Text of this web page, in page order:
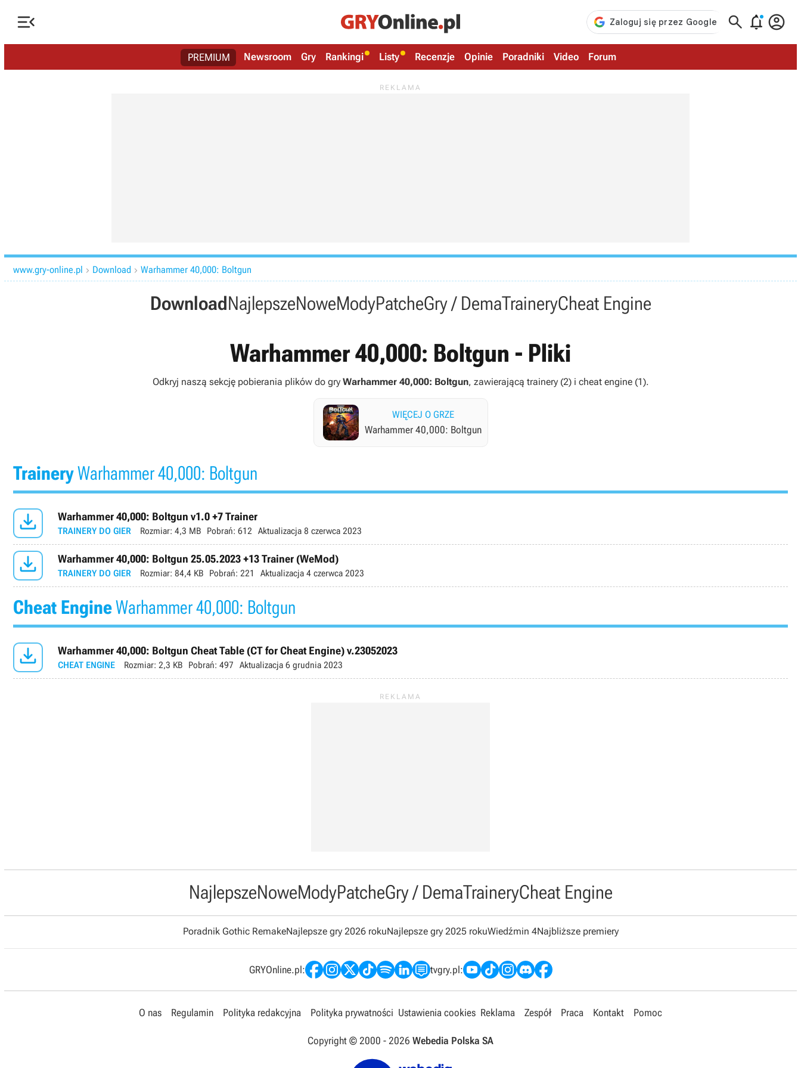
   
PREMIUM Newsroom Gry Rankingi Listy Recenzje Opinie Poradniki Video Forum
www.gry-online.pl  Download  Warhammer 40,000: Boltgun
DownloadNajlepszeNoweModyPatcheGry / DemaTraineryCheat Engine
Warhammer 40,000: Boltgun - Pliki
Odkryj naszą sekcję pobierania plików do gry Warhammer 40,000: Boltgun, zawierającą trainery (2) i cheat engine (1).
WIĘCEJ O GRZE
Warhammer 40,000: Boltgun
TraineryWarhammer 40,000: Boltgun
 Warhammer 40,000: Boltgun v1.0 +7 Trainer
TRAINERY DO GIER Rozmiar: 4,3 MB Pobrań: 612 Aktualizacja 8 czerwca 2023
 Warhammer 40,000: Boltgun 25.05.2023 +13 Trainer (WeMod)
TRAINERY DO GIER Rozmiar: 84,4 KB Pobrań: 221 Aktualizacja 4 czerwca 2023
Cheat EngineWarhammer 40,000: Boltgun
 Warhammer 40,000: Boltgun Cheat Table (CT for Cheat Engine) v.23052023
CHEAT ENGINE Rozmiar: 2,3 KB Pobrań: 497 Aktualizacja 6 grudnia 2023
NajlepszeNoweModyPatcheGry / DemaTraineryCheat Engine
Poradnik Gothic RemakeNajlepsze gry 2026 rokuNajlepsze gry 2025 rokuWiedźmin 4Najbliższe premiery
GRYOnline.pl: tvgry.pl:
O nas Regulamin Polityka redakcyjna Polityka prywatności Ustawienia cookies Reklama Zespół Praca Kontakt Pomoc
Copyright © 2000 - 2026 Webedia Polska SA